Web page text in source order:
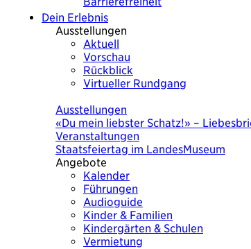
Dein Erlebnis
Ausstellungen
Aktuell
Vorschau
Rückblick
Virtueller Rundgang
Ausstellungen
«Du mein liebster Schatz!» –
Veranstaltungen
Staatsfeiertag im LandesMuseum
Angebote
Kalender
Führungen
Audioguide
Kinder & Familien
Kindergärten & Schulen
Vermietung